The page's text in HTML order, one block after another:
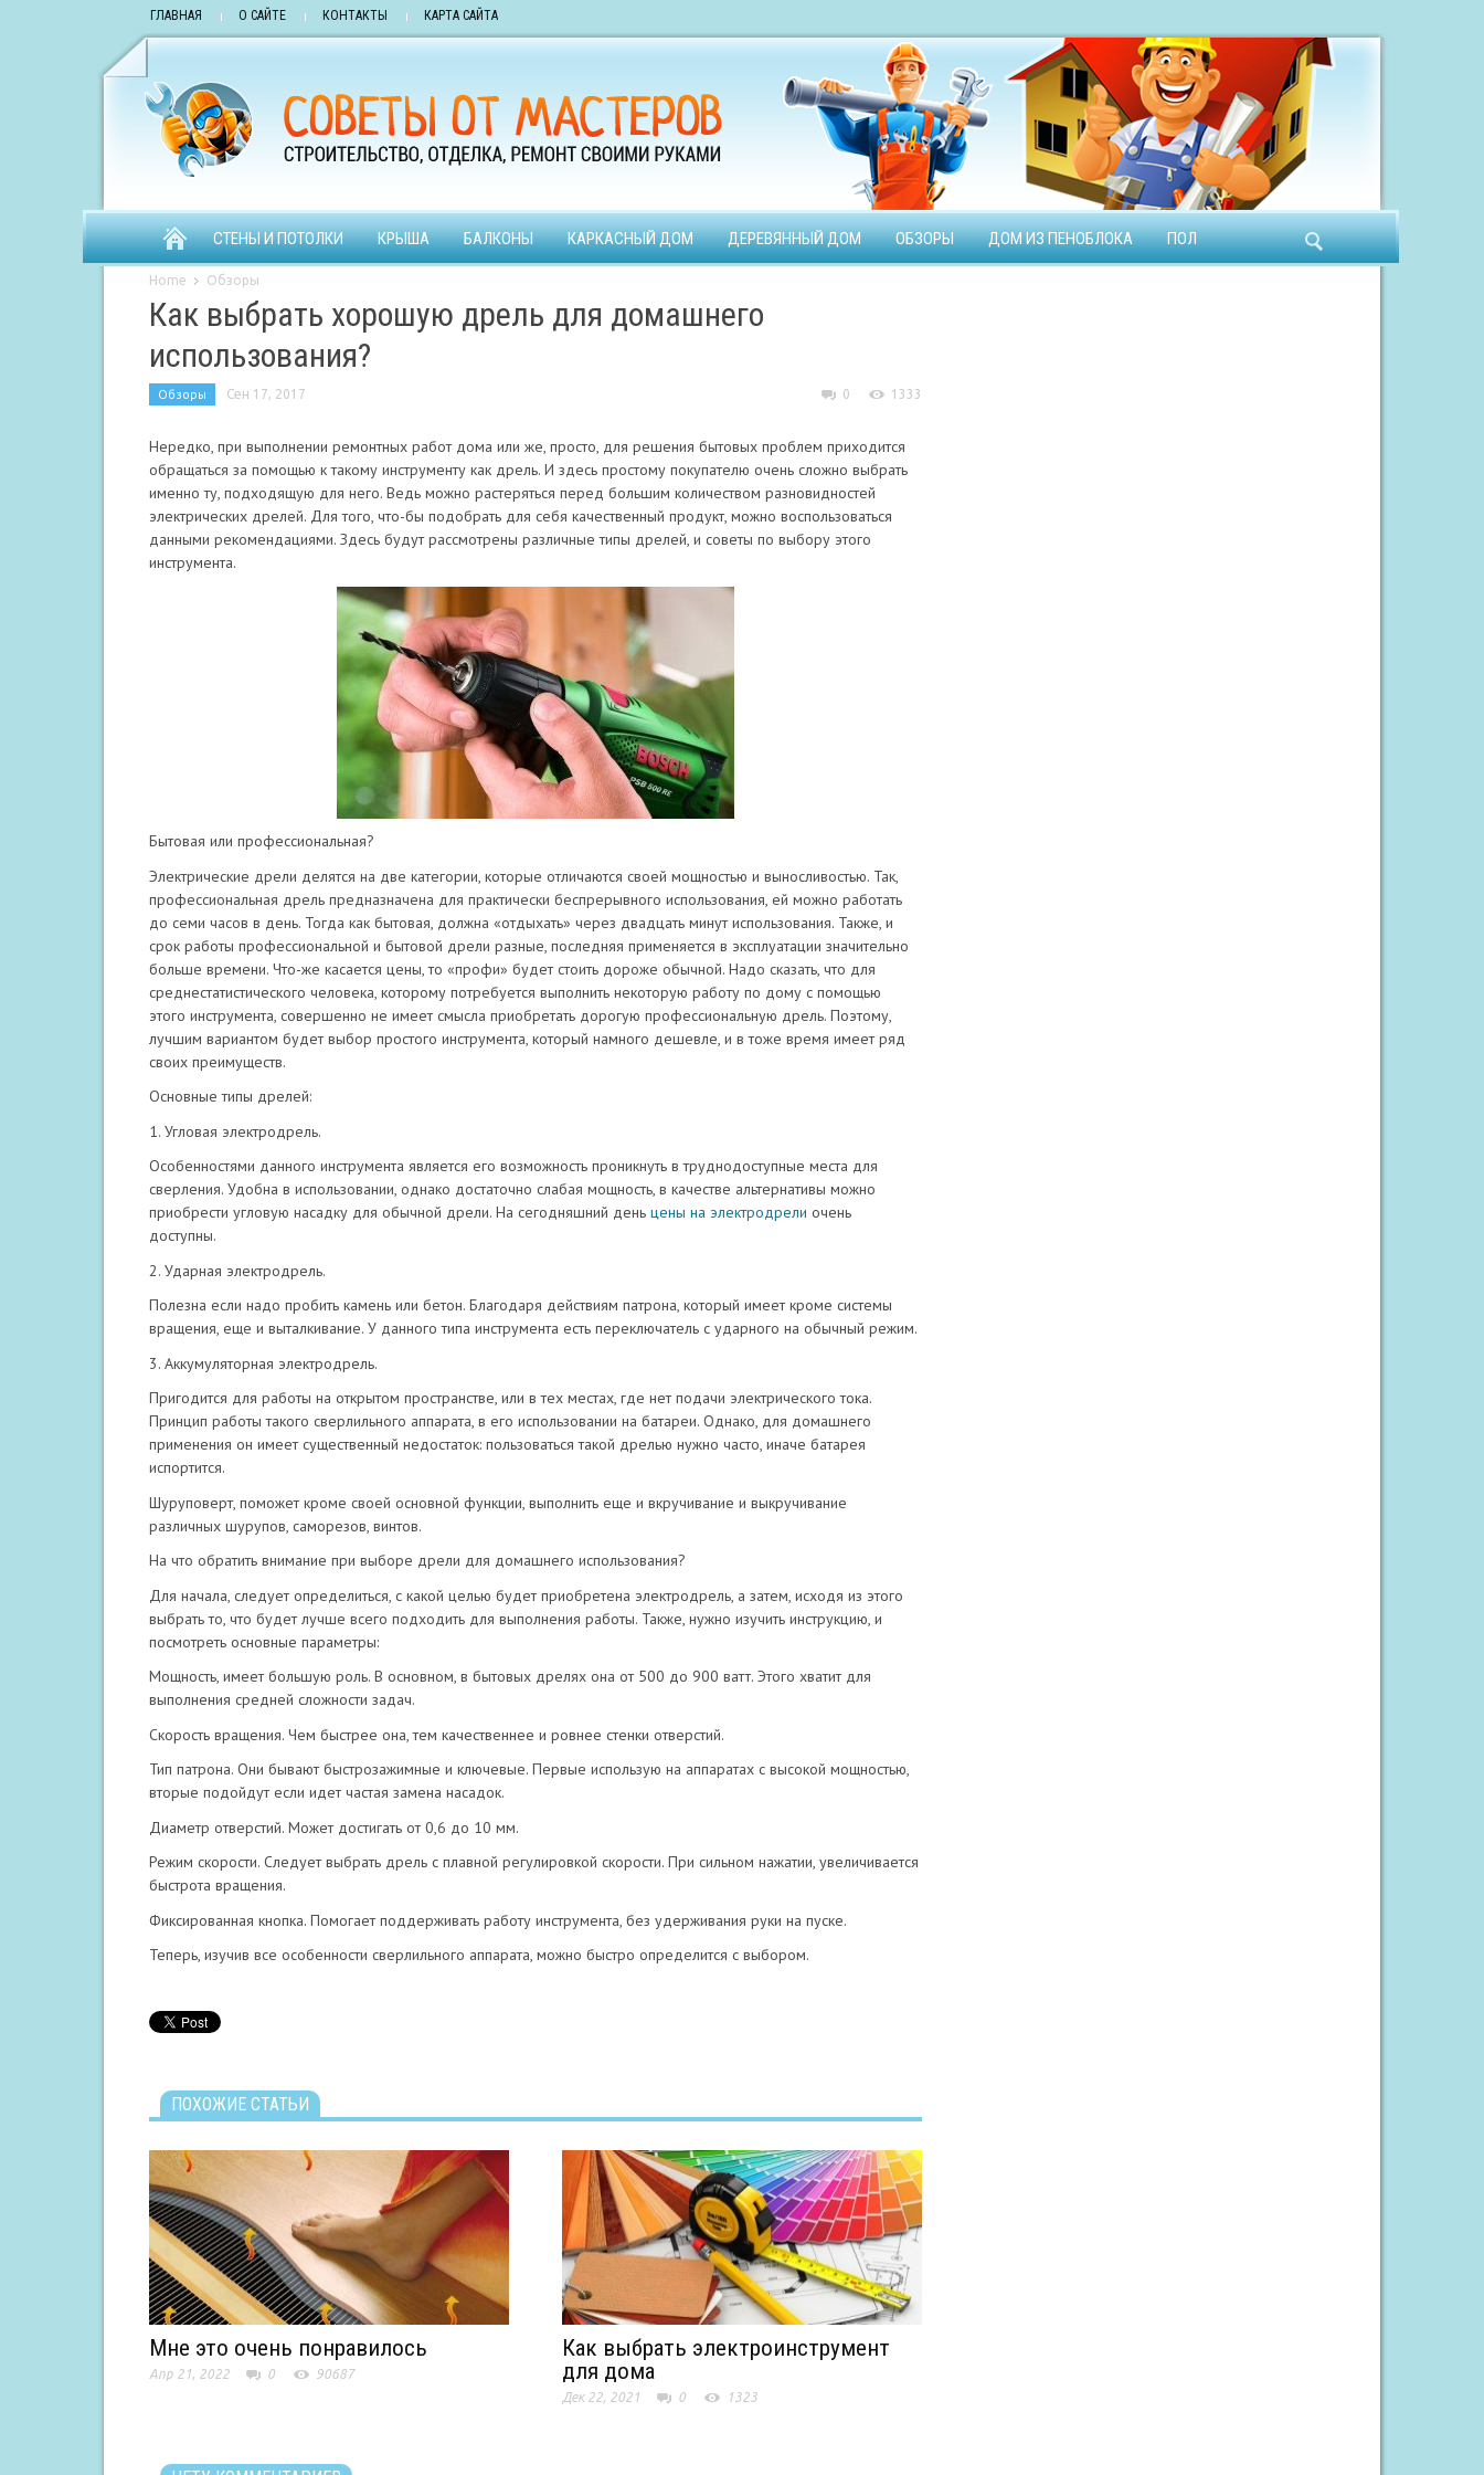
ГЛАВНАЯ О САЙТЕ КОНТАКТЫ КАРТА САЙТА
СТЕНЫ И ПОТОЛКИ КРЫША БАЛКОНЫ КАРКАСНЫЙ ДОМ ДЕРЕВЯННЫЙ ДОМ ОБЗОРЫ ДОМ ИЗ ПЕНОБЛОКА ПОЛ
Home Обзоры
Как выбрать хорошую дрель для домашнего
использования?
Обзоры Сен 17, 2017 0 1333
Нередко, при выполнении ремонтных работ дома или же, просто, для решения бытовых проблем приходится
обращаться за помощью к такому инструменту как дрель. И здесь простому покупателю очень сложно выбрать
именно ту, подходящую для него. Ведь можно растеряться перед большим количеством разновидностей
электрических дрелей. Для того, что-бы подобрать для себя качественный продукт, можно воспользоваться
данными рекомендациями. Здесь будут рассмотрены различные типы дрелей, и советы по выбору этого
инструмента.
Бытовая или профессиональная?
Электрические дрели делятся на две категории, которые отличаются своей мощностью и выносливостью. Так,
профессиональная дрель предназначена для практически беспрерывного использования, ей можно работать
до семи часов в день. Тогда как бытовая, должна «отдыхать» через двадцать минут использования. Также, и
срок работы профессиональной и бытовой дрели разные, последняя применяется в эксплуатации значительно
больше времени. Что-же касается цены, то «профи» будет стоить дороже обычной. Надо сказать, что для
среднестатистического человека, которому потребуется выполнить некоторую работу по дому с помощью
этого инструмента, совершенно не имеет смысла приобретать дорогую профессиональную дрель. Поэтому,
лучшим вариантом будет выбор простого инструмента, который намного дешевле, и в тоже время имеет ряд
своих преимуществ.
Основные типы дрелей:
1. Угловая электродрель.
Особенностями данного инструмента является его возможность проникнуть в труднодоступные места для
сверления. Удобна в использовании, однако достаточно слабая мощность, в качестве альтернативы можно
приобрести угловую насадку для обычной дрели. На сегодняшний день цены на электродрели очень
доступны.
2. Ударная электродрель.
Полезна если надо пробить камень или бетон. Благодаря действиям патрона, который имеет кроме системы
вращения, еще и выталкивание. У данного типа инструмента есть переключатель с ударного на обычный режим.
3. Аккумуляторная электродрель.
Пригодится для работы на открытом пространстве, или в тех местах, где нет подачи электрического тока.
Принцип работы такого сверлильного аппарата, в его использовании на батареи. Однако, для домашнего
применения он имеет существенный недостаток: пользоваться такой дрелью нужно часто, иначе батарея
испортится.
Шуруповерт, поможет кроме своей основной функции, выполнить еще и вкручивание и выкручивание
различных шурупов, саморезов, винтов.
На что обратить внимание при выборе дрели для домашнего использования?
Для начала, следует определиться, с какой целью будет приобретена электродрель, а затем, исходя из этого
выбрать то, что будет лучше всего подходить для выполнения работы. Также, нужно изучить инструкцию, и
посмотреть основные параметры:
Мощность, имеет большую роль. В основном, в бытовых дрелях она от 500 до 900 ватт. Этого хватит для
выполнения средней сложности задач.
Скорость вращения. Чем быстрее она, тем качественнее и ровнее стенки отверстий.
Тип патрона. Они бывают быстрозажимные и ключевые. Первые использую на аппаратах с высокой мощностью,
вторые подойдут если идет частая замена насадок.
Диаметр отверстий. Может достигать от 0,6 до 10 мм.
Режим скорости. Следует выбрать дрель с плавной регулировкой скорости. При сильном нажатии, увеличивается
быстрота вращения.
Фиксированная кнопка. Помогает поддерживать работу инструмента, без удерживания руки на пуске.
Теперь, изучив все особенности сверлильного аппарата, можно быстро определится с выбором.
ПОХОЖИЕ СТАТЬИ
Мне это очень понравилось
Апр 21, 2022 0 90687
Как выбрать электроинструмент
для дома
Дек 22, 2021 0 1323